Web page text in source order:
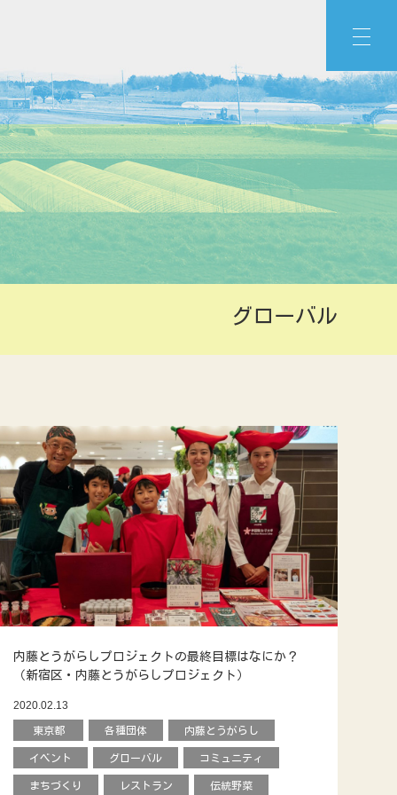
グローバル
内藤とうがらしプロジェクトの最終目標はなにか？
（新宿区・内藤とうがらしプロジェクト）
2020.02.13
東京都 各種団体 内藤とうがらし
イベント グローバル コミュニティ
まちづくり レストラン 伝統野菜